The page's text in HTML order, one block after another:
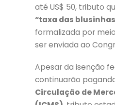
até US$ 50, tributo
“taxa das
formalizada por
ser enviada ao
Apesar da isenção
continuarão
Circulação de